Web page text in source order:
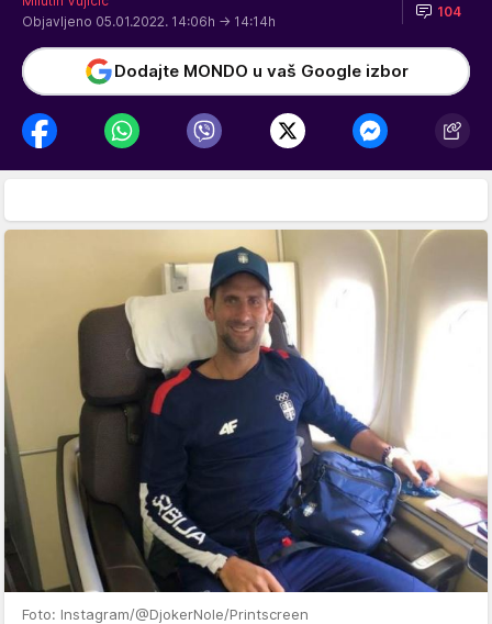
Objavljeno 05.01.2022. 14:06h → 14:14h
104
Dodajte MONDO u vaš Google izbor
Foto: Instagram/@DjokerNole/Printscreen